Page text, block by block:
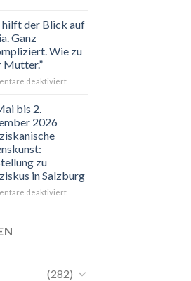
hilft der Blick auf
Ganz
Wie zu
Mutter.”
deaktiviertfür
unkompliziert.
bis 2.
2026
zu
in Salzburg
deaktiviertfür
Franziskanische
(282)